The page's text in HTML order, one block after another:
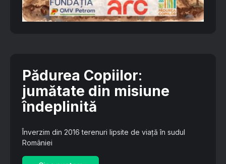
Pădurea Copiilor:
jumătate din misiune
îndeplinită
Înverzim din 2016 terenuri lipsite de viață în sudul
României